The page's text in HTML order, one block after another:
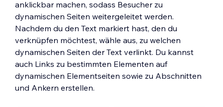
anklickbar machen, sodass Besucher zu
dynamischen Seiten weitergeleitet werden.
Nachdem du den Text markiert hast, den du
verknüpfen möchtest, wähle aus, zu welchen
dynamischen Seiten der Text verlinkt. Du kannst
auch Links zu bestimmten Elementen auf
dynamischen Elementseiten sowie zu Abschnitten
und Ankern erstellen.